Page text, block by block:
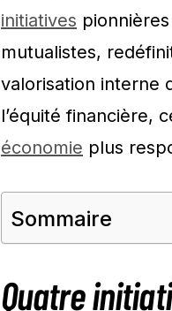
initiatives
mutualistes,
valorisation interne
l’équité financière,
économie plus
Sommaire
Quatre